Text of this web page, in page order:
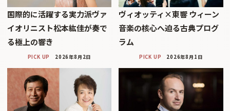
国際的に活躍する実力派ヴァ
イオリニスト松本紘佳が奏で
る極上の響き
PICK UP 2026年8月2日
ヴィオッティ×東響 ウィーン
音楽の核心へ迫る古典プログ
ラム
PICK UP 2026年8月1日